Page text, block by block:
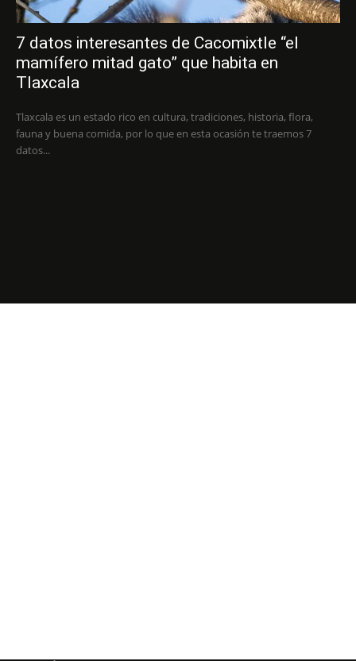
7 datos interesantes de Cacomixtle “el
mamífero mitad gato” que habita en
Tlaxcala
Tlaxcala es un estado rico en cultura, tradiciones, historia, flora,
fauna y buena comida, por lo que en esta ocasión te traemos 7
datos...